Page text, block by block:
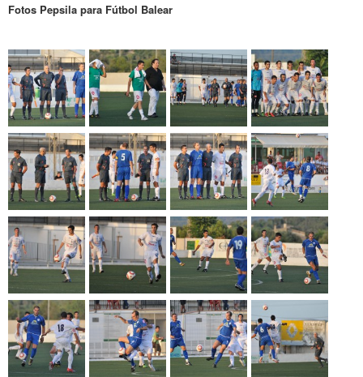
Fotos Pepsila para Fútbol Balear